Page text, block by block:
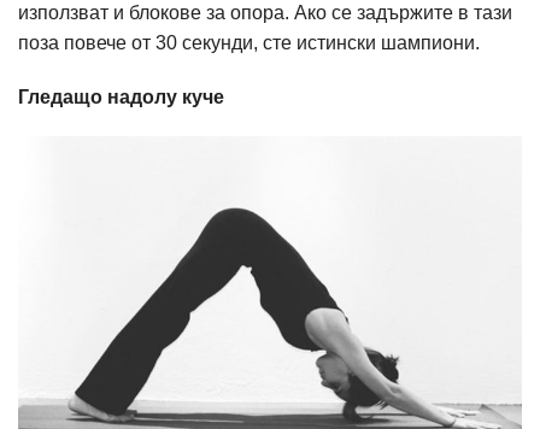
използват и блокове за опора. Ако се задържите в тази
поза повече от 30 секунди, сте истински шампиони.
Гледащо надолу куче